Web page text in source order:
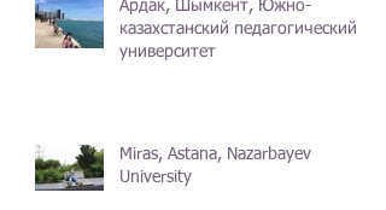
Ардак, Шымкент, Южно-
казахстанский педагогический
университет
Miras, Astana, Nazarbayev
University